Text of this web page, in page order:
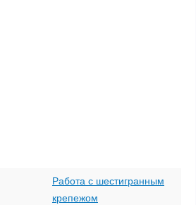
Работа с шестигранным
крепежом